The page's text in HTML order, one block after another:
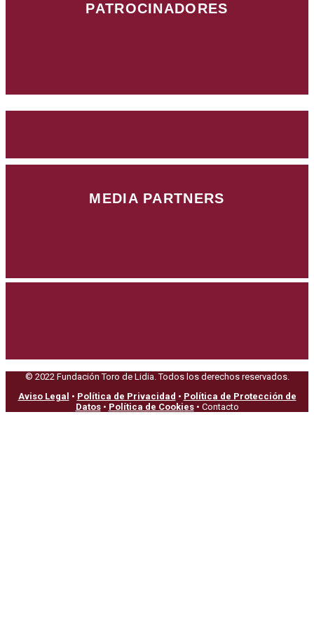
PATROCINADORES
MEDIA PARTNERS
© 2022 Fundación Toro de Lidia. Todos los derechos reservados.
Aviso Legal • Política de Privacidad • Política de Protección de
Datos• Política de Cookies• Contacto